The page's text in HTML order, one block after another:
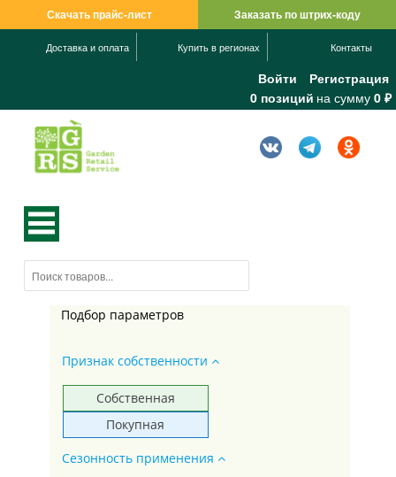
Скачать прайс-лист Заказать по штрих-коду
Доставка и оплата Купить в регионах Контакты
Войти
Регистрация
0 позиций на сумму 0 ₽
Подбор параметров
Сезонность применения
Признак собственности
Собственная
Покупная